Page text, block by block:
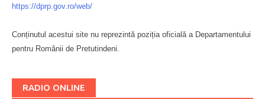
https://dprp.gov.ro/web/
Conținutul acestui site nu reprezintă poziția oficială a Departamentului
pentru Românii de Pretutindeni.
RADIO ONLINE